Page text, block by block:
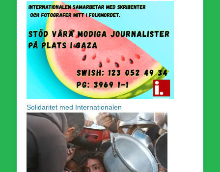
Solidaritet med Internationalen